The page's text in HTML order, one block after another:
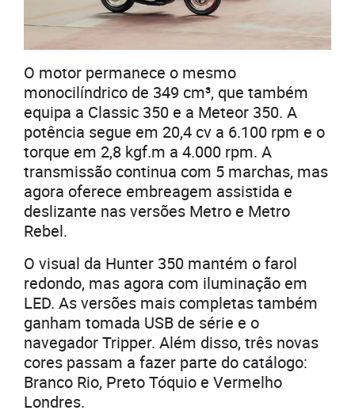
O motor permanece o mesmo
monocilíndrico de 349 cm³, que também
equipa a Classic 350 e a Meteor 350. A
potência segue em 20,4 cv a 6.100 rpm e o
torque em 2,8 kgf.m a 4.000 rpm. A
transmissão continua com 5 marchas, mas
agora oferece embreagem assistida e
deslizante nas versões Metro e Metro
Rebel.
O visual da Hunter 350 mantém o farol
redondo, mas agora com iluminação em
LED. As versões mais completas também
ganham tomada USB de série e o
navegador Tripper. Além disso, três novas
cores passam a fazer parte do catálogo:
Branco Rio, Preto Tóquio e Vermelho
Londres.